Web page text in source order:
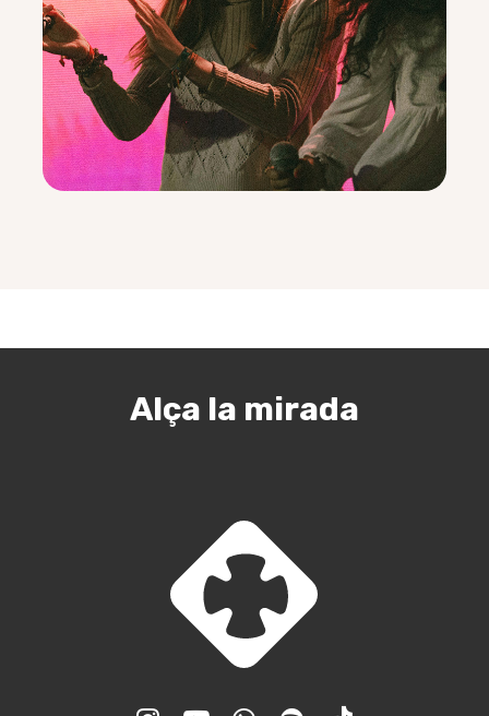
Hna. Dayana, Giancarlo Brundelre, Mingu
Manubens, Pepa Postigo, Beth Segura,
Alejandro Torras, Victor Dot, Irene Voz, Oleguer
Alguersuari, Hna. Veronica, Miguel Guarner, Anna
San Juan, Nacho Pujol, Alegría Boronat, Marta
Sarrá, Cristina wakabayashi, María Novella,
Beatriz Pérez
Alça la mirada